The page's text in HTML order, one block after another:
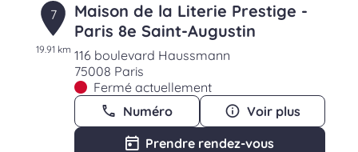
7
19.91 km
Maison de la Literie Prestige -
Paris 8e Saint-Augustin
116 boulevard Haussmann
75008 Paris
Fermé actuellement
Numéro
Voir plus
Prendre rendez-vous